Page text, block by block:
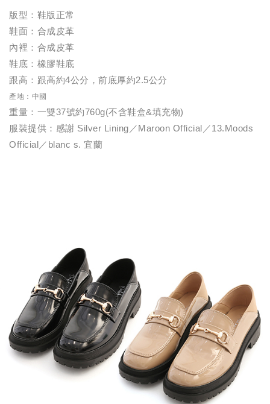
版型：鞋版正常
鞋面：合成皮革
內裡：合成皮革
鞋底：橡膠鞋底
跟高：跟高約4公分，前底厚約2.5公分
產地：中國
重量：一雙37號約760g(不含鞋盒&填充物)
服裝提供：感謝 Silver Lining／Maroon Official／13.Moods
Official／blanc s. 宜蘭